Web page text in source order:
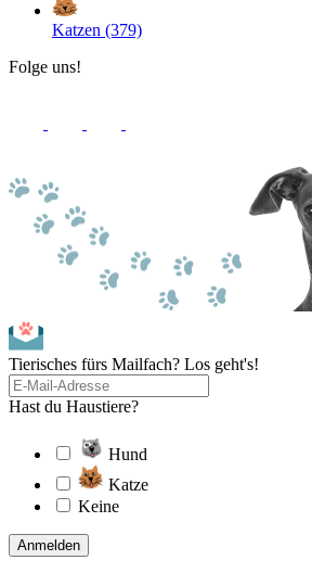
Katzen (379)
Folge uns!
Tierisches fürs Mailfach? Los geht's!
Hast du Haustiere?
Hund
Katze
Keine
Anmelden